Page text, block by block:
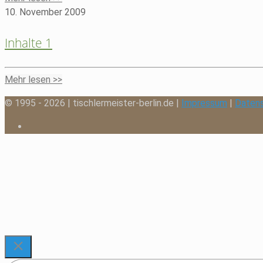
10. November 2009
Inhalte 1
Mehr lesen >>
© 1995 - 2026 | tischlermeister-berlin.de | Impressum |